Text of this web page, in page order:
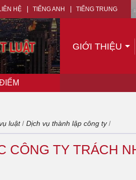
HỆ TIẾNG ANH TIẾNG TRUNG
GIỚI THIỆU
luật/ Dịch vụ thành lập công ty/
CÔNG TY TRÁCH